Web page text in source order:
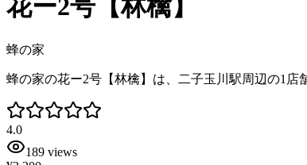
花ー2号【林檎】
蜂の家
蜂の家の花ー2号【林檎】は、二子玉川駅周辺の1店
4.0
189 views